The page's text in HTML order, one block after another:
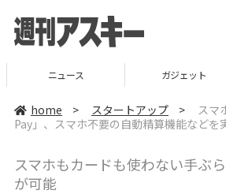
ニュース ガジェット
home > スタートアップ >
スマ
Pay」、スマホ不要の自動精算機能などを
スマホもカードも使わない手ぶ
が可能